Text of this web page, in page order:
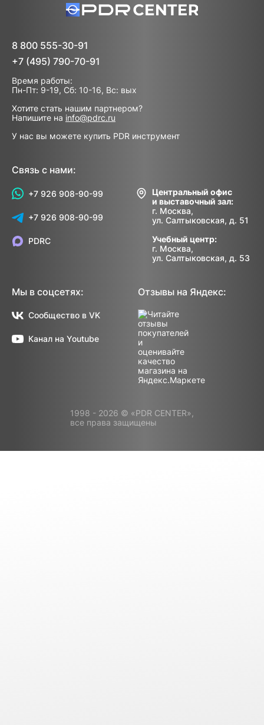
8 800 555-30-91
+7 (495) 790-70-91
Время работы:
Пн-Пт: 9-19, Сб: 10-16, Вс: вых
Хотите стать нашим партнером?
Напишите на info@pdrc.ru
У нас вы можете купить PDR инструмент
Связь с нами:
+7 926 908-90-99
+7 926 908-90-99
Центральный офис
и выставочный зал:
г. Москва,
ул. Салтыковская, д. 51
Учебный центр:
г. Москва,
ул. Салтыковская, д. 53
PDRC
Мы в соцсетях:
Сообщество в VK
Канал на Youtube
Отзывы на Яндекс:
1998 - 2026 © «PDR CENTER»,
все права защищены